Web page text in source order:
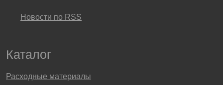
Новости по RSS
Каталог
Расходные материалы